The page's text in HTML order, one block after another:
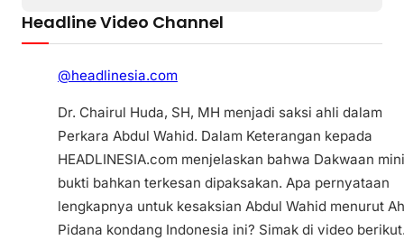
Headline Video Channel
@headlinesia.com
Dr. Chairul Huda, SH, MH menjadi saksi ahli dalam
Perkara Abdul Wahid. Dalam Keterangan kepada
HEADLINESIA.com menjelaskan bahwa Dakwaan
bukti bahkan terkesan dipaksakan. Apa pernyataan
lengkapnya untuk kesaksian Abdul Wahid menurut
Pidana kondang Indonesia ini? Simak di video